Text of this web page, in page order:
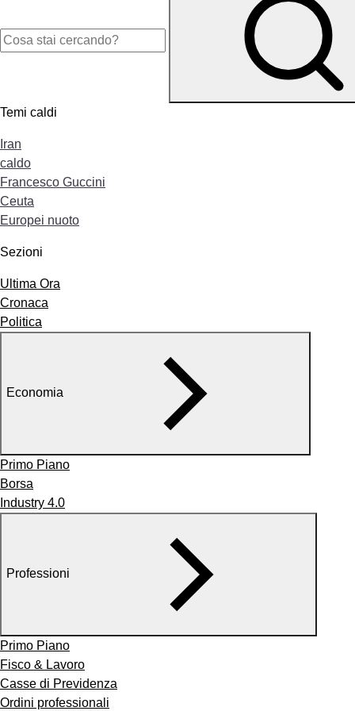
Temi caldi
Iran
caldo
Francesco Guccini
Ceuta
Europei nuoto
Sezioni
Ultima Ora
Cronaca
Politica
Economia
Primo Piano
Borsa
Industry 4.0
Professioni
Primo Piano
Fisco & Lavoro
Casse di Previdenza
Ordini professionali